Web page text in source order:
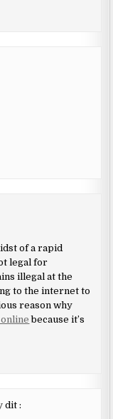
of a rapid
legal for
illegal at the
to the internet to
reason why
because it’s
dit :